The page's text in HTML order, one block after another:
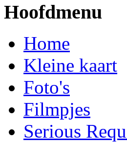
Hoofdmenu
Home
Kleine kaart
Foto's
Filmpjes
Serious